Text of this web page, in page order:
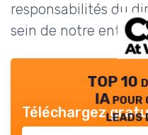
responsabilités du
sein de notre
TOP 10
IA pour
leads
Téléchargez